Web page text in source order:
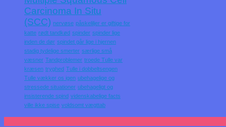
Carcinoma In Situ
(SCC) nervøse påskeliljer er giftige for
katte rødt tandkød spinder spinder lige
inden de dør spindet går lige i hjernen
stadig tydelige smerter særlige små
væsner Tandproblemer troede Tulle var
kræsen tryghed Tulle i dobbeltsengen
Tulle vækker os igen ubehagelige og
stressede situationer ubehageligt og
insisterende spind videnskabelige facts
ville ikke spise voldsomt vægttab